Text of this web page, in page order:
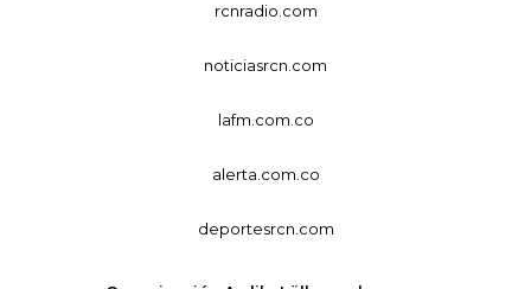
rcnradio.com
noticiasrcn.com
lafm.com.co
alerta.com.co
deportesrcn.com